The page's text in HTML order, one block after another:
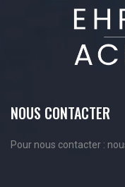
NOUS CONTACTER
Pour nous contacter :